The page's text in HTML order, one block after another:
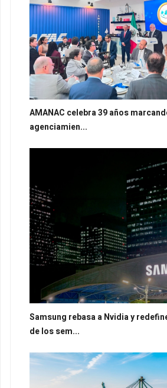
AMANAC celebra 39 años
agenciamien...
Samsung rebasa a Nvidia y
de los sem...